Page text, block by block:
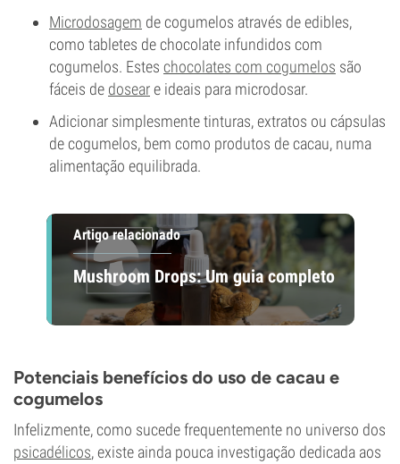
Microdosagem de cogumelos através de edibles,
como tabletes de chocolate infundidos com
cogumelos. Estes chocolates com cogumelos são
fáceis de doseare ideais para microdosar.
Adicionar simplesmente tinturas, extratos ou cápsulas
de cogumelos, bem como produtos de cacau, numa
alimentação equilibrada.
Artigo relacionado
Mushroom Drops: Um guia completo
Potenciais benefícios do uso de cacau e
cogumelos
Infelizmente, como sucede frequentemente no universo dos
psicadélicos, existe ainda pouca investigação dedicada aos